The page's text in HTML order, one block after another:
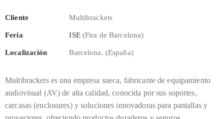
Cliente Multibrackets
Feria ISE(Fira de Barcelona)
Localización Barcelona. (España)
Multibrackets es una empresa sueca, fabricante de equipamiento
audiovisual (AV) de alta calidad, conocida por sus soportes,
carcasas (enclosures) y soluciones innovadoras para pantallas y